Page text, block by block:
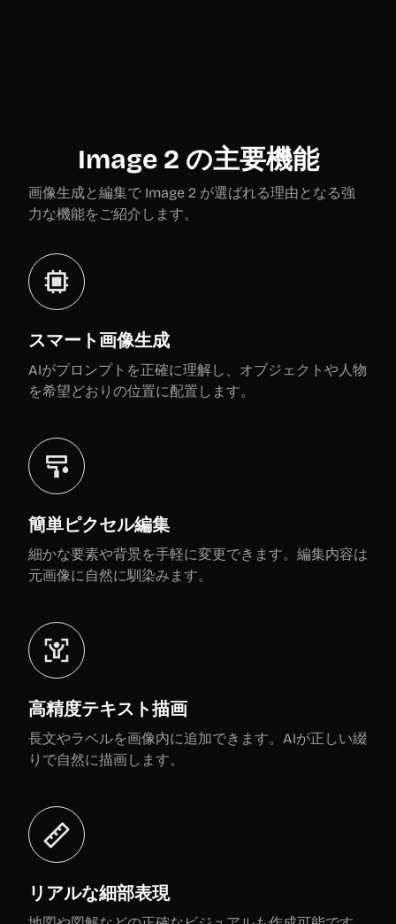
Image 2 の主要機能
画像生成と編集で Image 2 が選ばれる理由となる強
力な機能をご紹介します。
スマート画像生成
AIがプロンプトを正確に理解し、オブジェクトや人物
を希望どおりの位置に配置します。
簡単ピクセル編集
細かな要素や背景を手軽に変更できます。編集内容は
元画像に自然に馴染みます。
高精度テキスト描画
長文やラベルを画像内に追加できます。AIが正しい綴
りで自然に描画します。
リアルな細部表現